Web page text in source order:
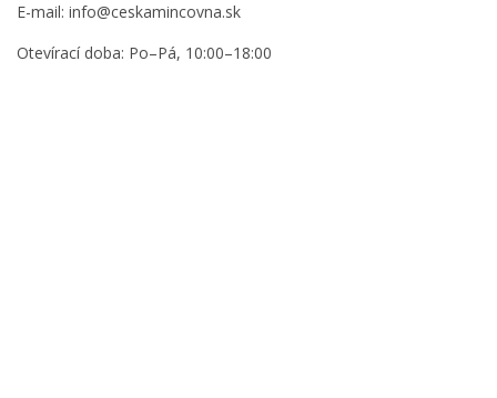
E-mail: info@ceskamincovna.sk
Otevírací doba: Po–Pá, 10:00–18:00